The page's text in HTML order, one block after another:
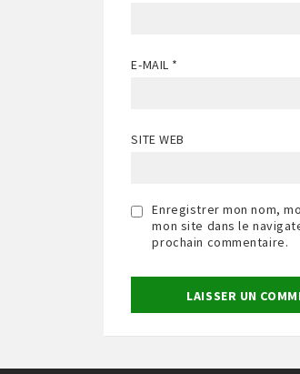
E-MAIL *
SITE WEB
Enregistrer mon nom,
mon site dans le
prochain commentaire.